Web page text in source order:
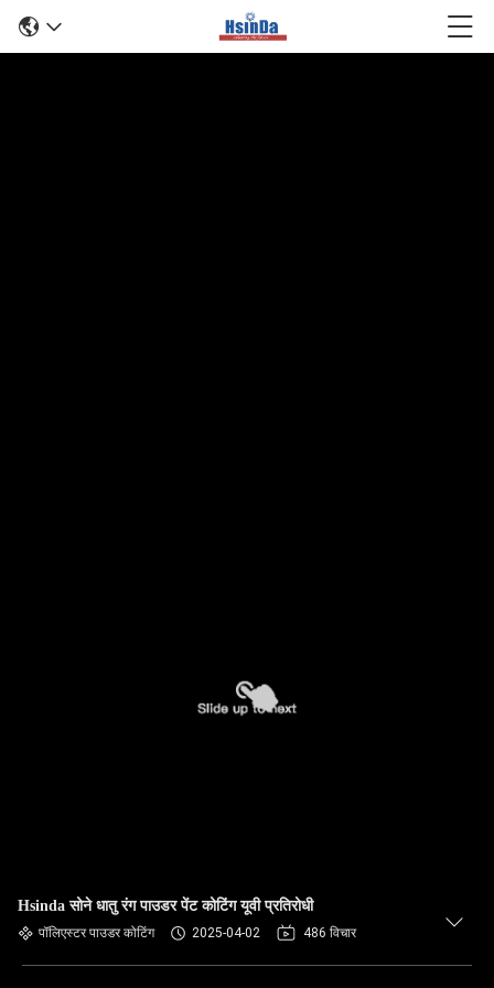
Hsinda सोने धातु रंग पाउडर पेंट कोटिंग यूवी प्रतिरोधी
पॉलिएस्टर पाउडर कोटिंग 2025-04-02 486 विचार